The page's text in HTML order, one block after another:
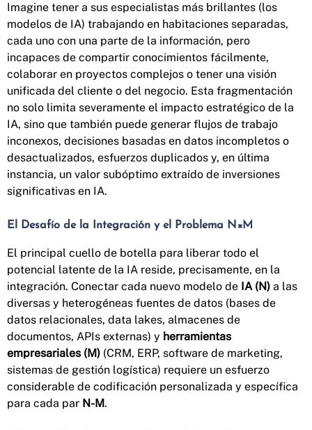
Imagine tener a sus especialistas más brillantes (los
modelos de IA) trabajando en habitaciones separadas,
cada uno con una parte de la información, pero
incapaces de compartir conocimientos fácilmente,
colaborar en proyectos complejos o tener una visión
unificada del cliente o del negocio. Esta fragmentación
no solo limita severamente el impacto estratégico de la
IA, sino que también puede generar flujos de trabajo
inconexos, decisiones basadas en datos incompletos o
desactualizados, esfuerzos duplicados y, en última
instancia, un valor subóptimo extraído de inversiones
significativas en IA.
El Desafío de la Integración y el Problema N×M
El principal cuello de botella para liberar todo el
potencial latente de la IA reside, precisamente, en la
integración. Conectar cada nuevo modelo de IA (N) a las
diversas y heterogéneas fuentes de datos (bases de
datos relacionales, data lakes, almacenes de
documentos, APIs externas) y herramientas
empresariales (M) (CRM, ERP, software de marketing,
sistemas de gestión logística) requiere un esfuerzo
considerable de codificación personalizada y específica
para cada par N-M.